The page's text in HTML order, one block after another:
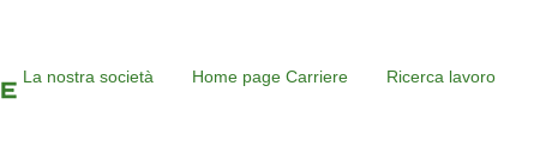
La nostra società Home page Carriere Ricerca lavoro